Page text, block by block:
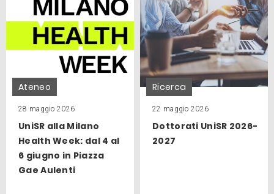
Ateneo
28 maggio 2026
UniSR alla Milano
Health Week: dal 4 al
6 giugno in Piazza
Gae Aulenti
Ricerca
22 maggio 2026
Dottorati UniSR 2026-
2027